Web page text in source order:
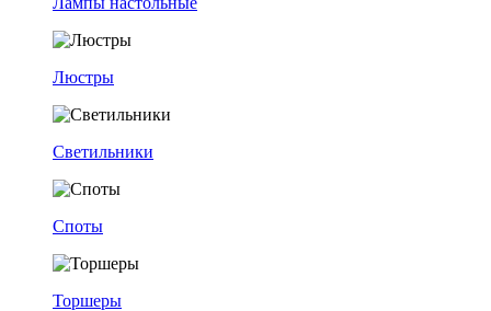
Люстры
Светильники
Споты
Торшеры